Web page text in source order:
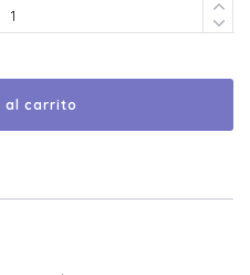
al carrito